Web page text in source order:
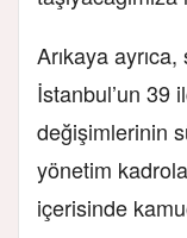
Arıkaya
İstanbul’un 39
değişimlerinin
yönetim
içerisinde